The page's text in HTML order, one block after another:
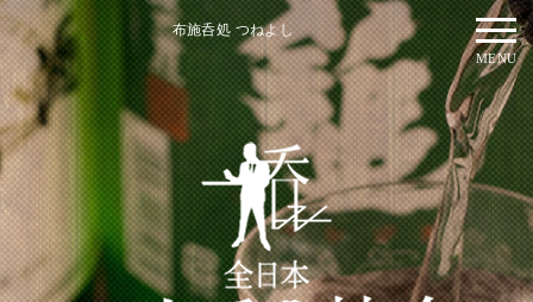
布施呑処 つねよし
MENU